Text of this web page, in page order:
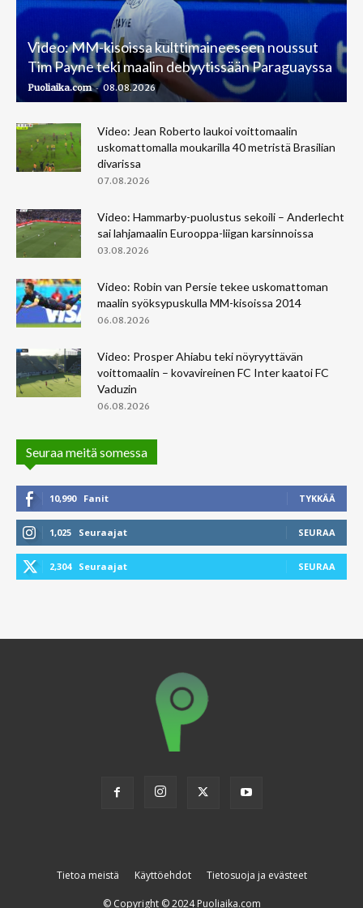
Video: MM-kisoissa kulttimaineeseen noussut
Tim Payne teki maalin debyytissään Paraguayssa
Puoliaika.com - 08.08.2026
Video: Jean Roberto laukoi voittomaalin
uskomattomalla moukarilla 40 metristä Brasilian
divarissa
07.08.2026
Video: Hammarby-puolustus sekoili – Anderlecht
sai lahjamaalin Eurooppa-liigan karsinnoissa
03.08.2026
Video: Robin van Persie tekee uskomattoman
maalin syöksypuskulla MM-kisoissa 2014
06.08.2026
Video: Prosper Ahiabu teki nöyryyttävän
voittomaalin – kovavireinen FC Inter kaatoi FC
Vaduzin
06.08.2026
Seuraa meitä somessa
10,990 Fanit TYKKÄÄ
1,025 Seuraajat SEURAA
2,304 Seuraajat SEURAA
Tietoa meistä Käyttöehdot Tietosuoja ja evästeet
© Copyright © 2024 Puoliaika.com